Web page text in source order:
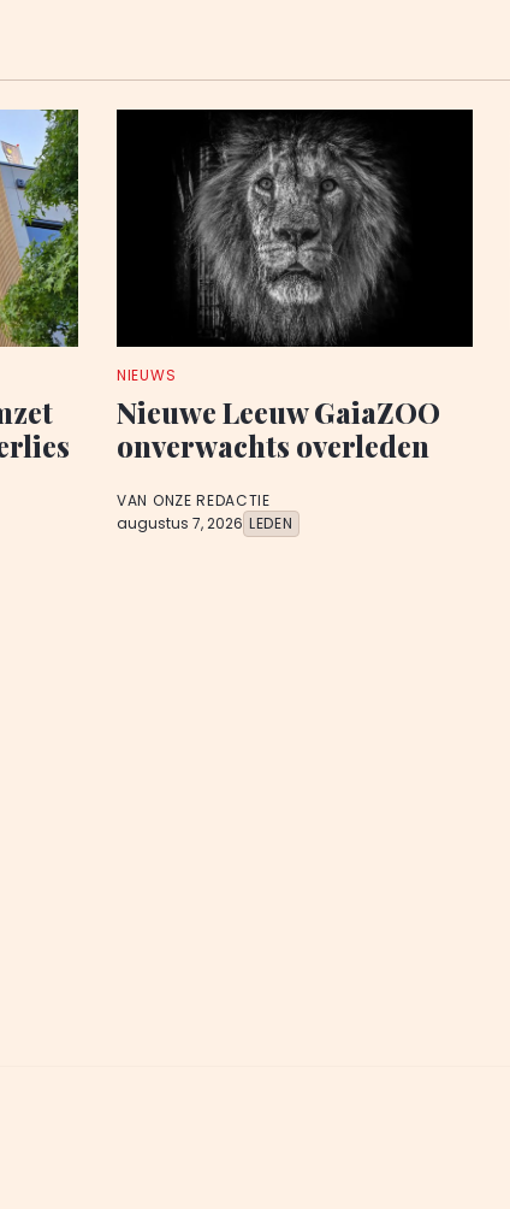
NIEUWS
Nieuwe Leeuw GaiaZOO
onverwachts overleden
VAN ONZE REDACTIE
augustus 7, 2026 LEDEN